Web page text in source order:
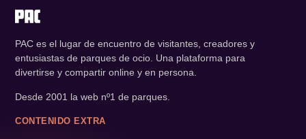
PAC es el lugar de encuentro de visitantes, creadores y
entusiastas de parques de ocio. Una plataforma para
divertirse y compartir online y en persona.
Desde 2001 la web nº1 de parques.
CONTENIDO EXTRA